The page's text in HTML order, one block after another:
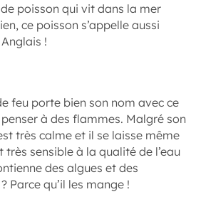
poisson qui vit dans la mer
ce poisson s’appelle aussi
!
feu porte bien son nom avec ce
à des flammes. Malgré son
très calme et il se laisse même
très sensible à la qualité de l’eau
des algues et des
Parce qu’il les mange !